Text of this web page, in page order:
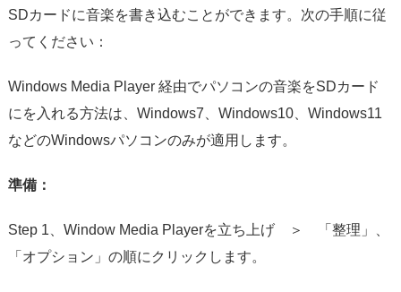
SDカードに音楽を書き込むことができます。次の手順に従
ってください：
Windows Media Player 経由でパソコンの音楽をSDカード
にを入れる方法は、Windows7、Windows10、Windows11
などのWindowsパソコンのみが適用します。
準備：
Step 1、Window Media Playerを立ち上げ ＞ 「整理」、
「オプション」の順にクリックします。